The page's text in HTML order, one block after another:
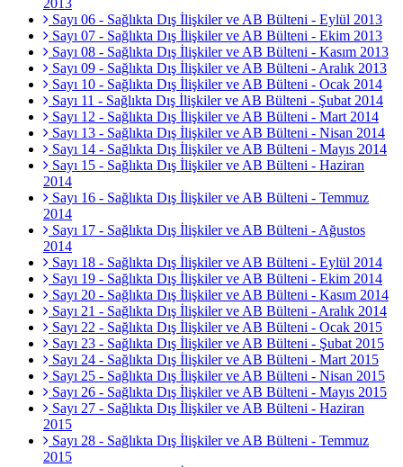
2013
Sayı 06 - Sağlıkta Dış İlişkiler ve AB Bülteni - Eylül 2013
Sayı 07 - Sağlıkta Dış İlişkiler ve AB Bülteni - Ekim 2013
Sayı 08 - Sağlıkta Dış İlişkiler ve AB Bülteni - Kasım 2013
Sayı 09 - Sağlıkta Dış İlişkiler ve AB Bülteni - Aralık 2013
Sayı 10 - Sağlıkta Dış İlişkiler ve AB Bülteni - Ocak 2014
Sayı 11 - Sağlıkta Dış İlişkiler ve AB Bülteni - Şubat 2014
Sayı 12 - Sağlıkta Dış İlişkiler ve AB Bülteni - Mart 2014
Sayı 13 - Sağlıkta Dış İlişkiler ve AB Bülteni - Nisan 2014
Sayı 14 - Sağlıkta Dış İlişkiler ve AB Bülteni - Mayıs 2014
Sayı 15 - Sağlıkta Dış İlişkiler ve AB Bülteni - Haziran
2014
Sayı 16 - Sağlıkta Dış İlişkiler ve AB Bülteni - Temmuz
2014
Sayı 17 - Sağlıkta Dış İlişkiler ve AB Bülteni - Ağustos
2014
Sayı 18 - Sağlıkta Dış İlişkiler ve AB Bülteni - Eylül 2014
Sayı 19 - Sağlıkta Dış İlişkiler ve AB Bülteni - Ekim 2014
Sayı 20 - Sağlıkta Dış İlişkiler ve AB Bülteni - Kasım 2014
Sayı 21 - Sağlıkta Dış İlişkiler ve AB Bülteni - Aralık 2014
Sayı 22 - Sağlıkta Dış İlişkiler ve AB Bülteni - Ocak 2015
Sayı 23 - Sağlıkta Dış İlişkiler ve AB Bülteni - Şubat 2015
Sayı 24 - Sağlıkta Dış İlişkiler ve AB Bülteni - Mart 2015
Sayı 25 - Sağlıkta Dış İlişkiler ve AB Bülteni - Nisan 2015
Sayı 26 - Sağlıkta Dış İlişkiler ve AB Bülteni - Mayıs 2015
Sayı 27 - Sağlıkta Dış İlişkiler ve AB Bülteni - Haziran
2015
Sayı 28 - Sağlıkta Dış İlişkiler ve AB Bülteni - Temmuz
2015